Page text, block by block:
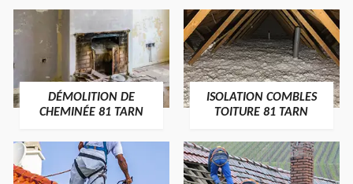
DÉMOLITION DE
CHEMINÉE 81 TARN
ISOLATION COMBLES
TOITURE 81 TARN